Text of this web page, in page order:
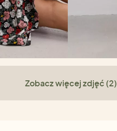
Zobacz więcej zdjęć (2)